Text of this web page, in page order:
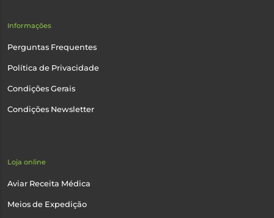
Informações
Perguntas Frequentes
Política de Privacidade
Condições Gerais
Condições Newsletter
Loja online
Aviar Receita Médica
Meios de Expedição